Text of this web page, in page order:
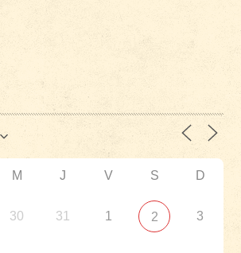
M J V S D
30 31 1 2 3